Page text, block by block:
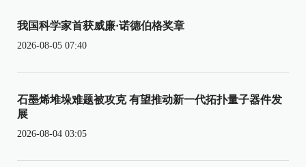
我国科学家首获威廉·诺德伯格奖章
2026-08-05 07:40
石墨烯堆垛难题被攻克 有望推动新一代拓扑量子器件发
展
2026-08-04 03:05